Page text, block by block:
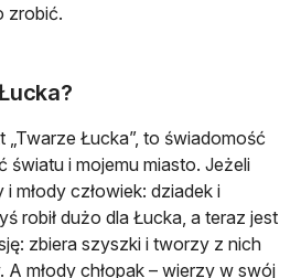
zrobić.
„Twarze Łucka”, to świadomość
światu i mojemu miasto. Jeżeli
młody człowiek: dziadek i
robił dużo dla Łucka, a teraz jest
zbiera szyszki i tworzy z nich
młody chłopak – wierzy w swój